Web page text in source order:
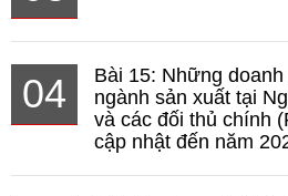
04
Bài 15: Những
ngành sản xuất tại
và các đối thủ chính
cập nhật đến năm